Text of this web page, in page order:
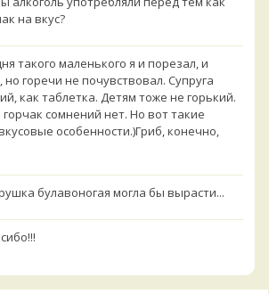
на вкус?
такого маленького я и порезал, и
горечи не почувствовал. Супруга
как таблетка. Детям тоже не горький.
сомнений нет. Но вот такие
особенности.)Гриб, конечно,
булавоногая могла бы вырасти...